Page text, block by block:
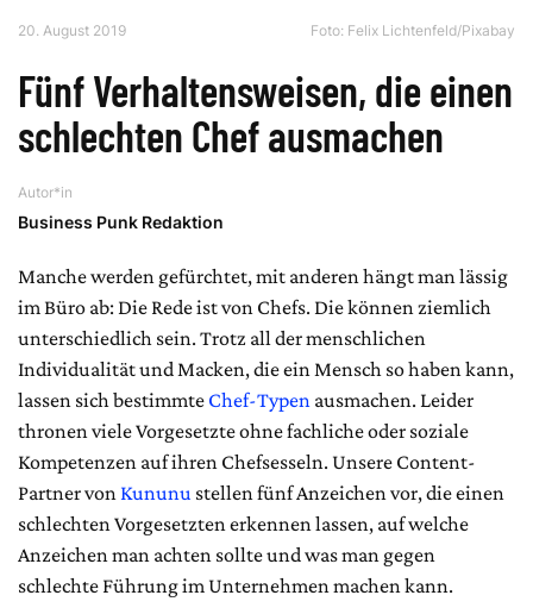
20. August 2019 Foto: Felix Lichtenfeld/Pixabay
Fünf Verhaltensweisen, die einen
schlechten Chef ausmachen
Autor*in
Business Punk Redaktion
Manche werden gefürchtet, mit anderen hängt man lässig
im Büro ab: Die Rede ist von Chefs. Die können ziemlich
unterschiedlich sein. Trotz all der menschlichen
Individualität und Macken, die ein Mensch so haben kann,
lassen sich bestimmte Chef-Typen ausmachen. Leider
thronen viele Vorgesetzte ohne fachliche oder soziale
Kompetenzen auf ihren Chefsesseln. Unsere Content-
Partner von Kununu stellen fünf Anzeichen vor, die einen
schlechten Vorgesetzten erkennen lassen, auf welche
Anzeichen man achten sollte und was man gegen
schlechte Führung im Unternehmen machen kann.